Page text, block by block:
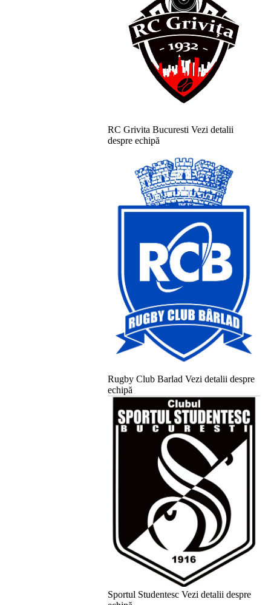
RC Grivita Bucuresti Vezi detalii
despre echipă
Rugby Club Barlad Vezi detalii despre
echipă
Sportul Studentesc Vezi detalii despre